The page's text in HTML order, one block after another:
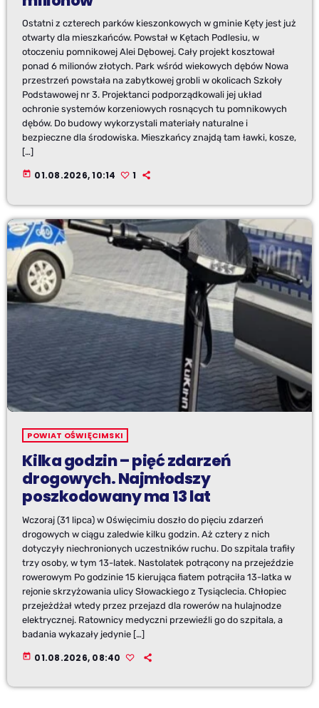
Ostatni z czterech parków kieszonkowych w gminie Kęty jest już
otwarty dla mieszkańców. Powstał w Kętach Podlesiu, w
otoczeniu pomnikowej Alei Dębowej. Cały projekt kosztował
ponad 6 milionów złotych. Park wśród wiekowych dębów Nowa
przestrzeń powstała na zabytkowej grobli w okolicach Szkoły
Podstawowej nr 3. Projektanci podporządkowali jej układ
ochronie systemów korzeniowych rosnących tu pomnikowych
dębów. Do budowy wykorzystali materiały naturalne i
bezpieczne dla środowiska. Mieszkańcy znajdą tam ławki, kosze,
[…]
today 01.08.2026, 10:14 1
POWIAT OŚWIĘCIMSKI
Kilka godzin – pięć zdarzeń
drogowych. Najmłodszy
poszkodowany ma 13 lat
Wczoraj (31 lipca) w Oświęcimiu doszło do pięciu zdarzeń
drogowych w ciągu zaledwie kilku godzin. Aż cztery z nich
dotyczyły niechronionych uczestników ruchu. Do szpitala trafiły
trzy osoby, w tym 13-latek. Nastolatek potrącony na przejeździe
rowerowym Po godzinie 15 kierująca fiatem potrąciła 13-latka w
rejonie skrzyżowania ulicy Słowackiego z Tysiąclecia. Chłopiec
przejeżdżał wtedy przez przejazd dla rowerów na hulajnodze
elektrycznej. Ratownicy medyczni przewieźli go do szpitala, a
badania wykazały jedynie […]
today 01.08.2026, 08:40